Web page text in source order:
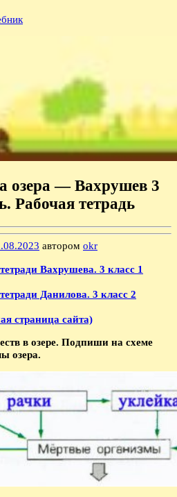
озера — Вахрушев 3
Рабочая тетрадь
автором okr
Вахрушева. 3 класс 1
Данилова. 3 класс 2
страница сайта)
в озере. Подпиши на схеме
озера.